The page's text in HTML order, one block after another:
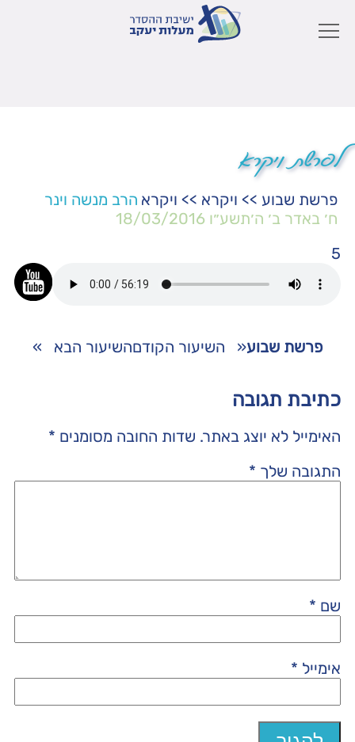
לפרשת ויקרא
פרשת שבוע >> ויקרא >> ויקרא הרב מנשה וינר
ח׳ באדר ב׳ ה׳תשע״ו 18/03/2016
5
פרשת שבוע« השיעור הקודםהשיעור הבא »
כתיבת תגובה
האימייל לא יוצג באתר. שדות החובה מסומנים *
התגובה שלך *
שם *
אימייל *